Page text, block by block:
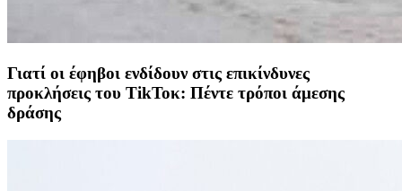
Γιατί οι έφηβοι ενδίδουν στις επικίνδυνες
προκλήσεις του ΤikΤοκ: Πέντε τρόποι άμεσης
δράσης